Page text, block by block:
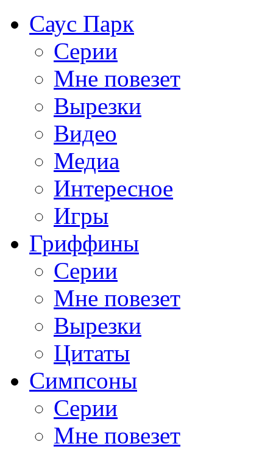
Саус Парк
Серии
Мне повезет
Вырезки
Видео
Медиа
Интересное
Игры
Гриффины
Серии
Мне повезет
Вырезки
Цитаты
Симпсоны
Серии
Мне повезет